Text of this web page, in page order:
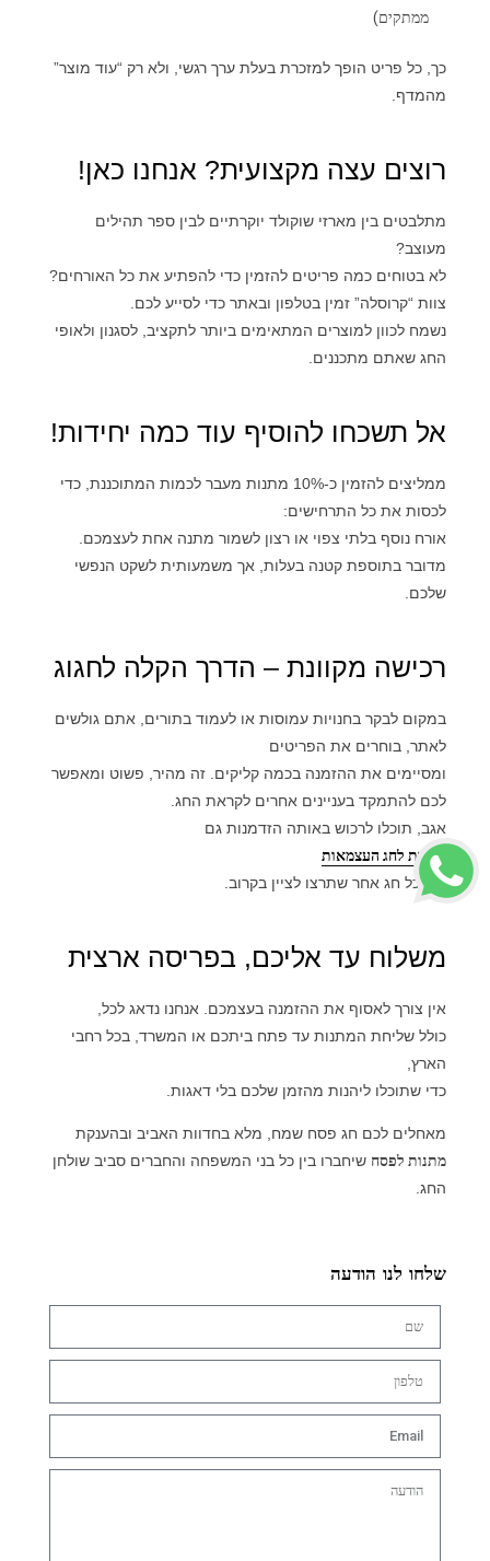
ממתקים)
כך, כל פריט הופך למזכרת בעלת ערך רגשי, ולא רק “עוד מוצר”
מהמדף.
רוצים עצה מקצועית? אנחנו כאן!
מתלבטים בין מארזי שוקולד יוקרתיים לבין ספר תהילים
מעוצב?
לא בטוחים כמה פריטים להזמין כדי להפתיע את כל האורחים?
צוות “קרוסלה” זמין בטלפון ובאתר כדי לסייע לכם.
נשמח לכוון למוצרים המתאימים ביותר לתקציב, לסגנון ולאופי
החג שאתם מתכננים.
אל תשכחו להוסיף עוד כמה יחידות!
ממליצים להזמין כ-10% מתנות מעבר לכמות המתוכננת, כדי
לכסות את כל התרחישים:
אורח נוסף בלתי צפוי או רצון לשמור מתנה אחת לעצמכם.
מדובר בתוספת קטנה בעלות, אך משמעותית לשקט הנפשי
שלכם.
רכישה מקוונת – הדרך הקלה לחגוג
במקום לבקר בחנויות עמוסות או לעמוד בתורים, אתם גולשים
לאתר, בוחרים את הפריטים
ומסיימים את ההזמנה בכמה קליקים. זה מהיר, פשוט ומאפשר
לכם להתמקד בעניינים אחרים לקראת החג.
אגב, תוכלו לרכוש באותה הזדמנות גם
מתנות לחג העצמאות
או לכל חג אחר שתרצו לציין בקרוב.
משלוח עד אליכם, בפריסה ארצית
אין צורך לאסוף את ההזמנה בעצמכם. אנחנו נדאג לכל,
כולל שליחת המתנות עד פתח ביתכם או המשרד, בכל רחבי
הארץ,
כדי שתוכלו ליהנות מהזמן שלכם בלי דאגות.
מאחלים לכם חג פסח שמח, מלא בחדוות האביב ובהענקת
מתנות לפסח שיחברו בין כל בני המשפחה והחברים סביב שולחן
החג.
שלחו לנו הודעה